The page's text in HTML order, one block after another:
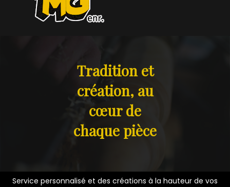
Tradition et
création, au
cœur de
chaque pièce
Service personnalisé et des créations à la hauteur de vos